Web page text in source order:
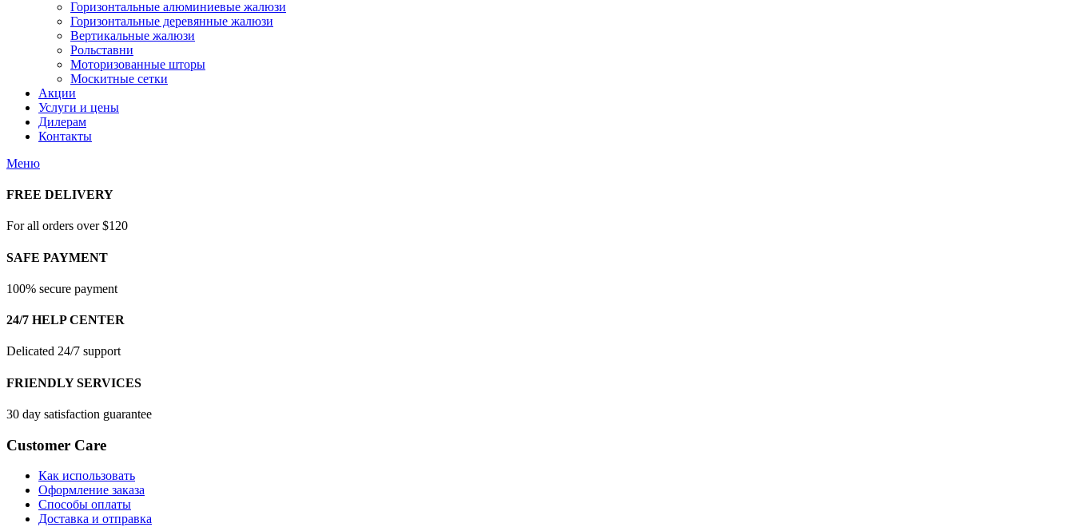
Горизонтальные алюминиевые жалюзи
Горизонтальные деревянные жалюзи
Вертикальные жалюзи
Рольставни
Моторизованные шторы
Москитные сетки
Акции
Услуги и цены
Дилерам
Контакты
Меню
FREE DELIVERY
For all orders over $120
SAFE PAYMENT
100% secure payment
24/7 HELP CENTER
Delicated 24/7 support
FRIENDLY SERVICES
30 day satisfaction guarantee
Customer Care
Как использовать
Оформление заказа
Способы оплаты
Доставка и отправка